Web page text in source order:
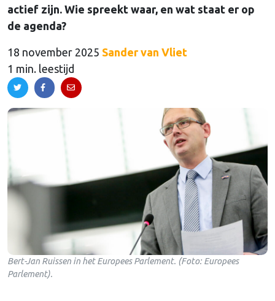
actief zijn. Wie spreekt waar, en wat staat er op
de agenda?
18 november 2025 Sander van Vliet
1 min. leestijd
Bert-Jan Ruissen in het Europees Parlement. (Foto: Europees
Parlement).